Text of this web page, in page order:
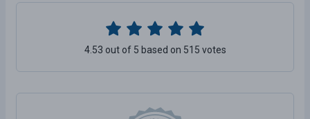
4.53 out of 5 based on 515 votes